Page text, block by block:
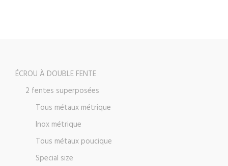
ÉCROU À DOUBLE FENTE
2 fentes superposées
Tous métaux métrique
Inox métrique
Tous métaux poucique
Special size